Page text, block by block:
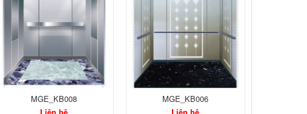
MGE_KB008
Liên hệ
MGE_KB006
Liên hệ